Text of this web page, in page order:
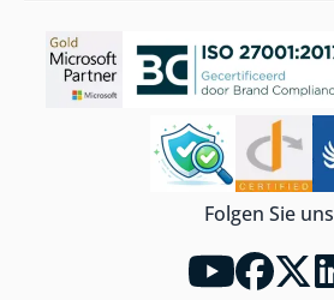
Folgen Sie uns